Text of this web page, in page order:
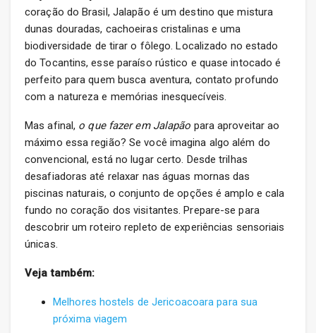
coração do Brasil, Jalapão é um destino que mistura
dunas douradas, cachoeiras cristalinas e uma
biodiversidade de tirar o fôlego. Localizado no estado
do Tocantins, esse paraíso rústico e quase intocado é
perfeito para quem busca aventura, contato profundo
com a natureza e memórias inesquecíveis.
Mas afinal, o que fazer em Jalapão para aproveitar ao
máximo essa região? Se você imagina algo além do
convencional, está no lugar certo. Desde trilhas
desafiadoras até relaxar nas águas mornas das
piscinas naturais, o conjunto de opções é amplo e cala
fundo no coração dos visitantes. Prepare-se para
descobrir um roteiro repleto de experiências sensoriais
únicas.
Veja também:
Melhores hostels de Jericoacoara para sua
próxima viagem